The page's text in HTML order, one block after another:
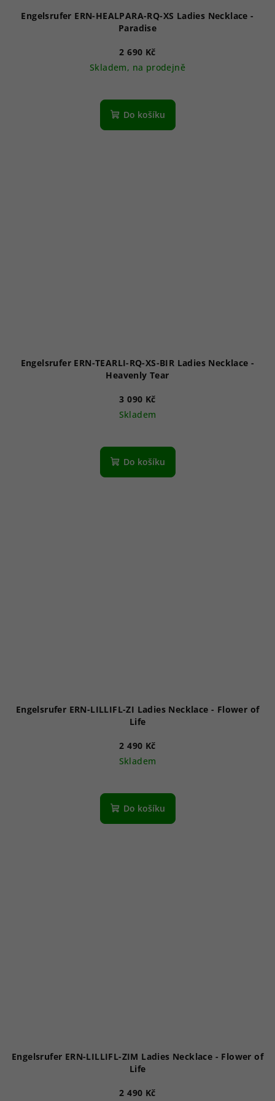
Engelsrufer ERN-HEALPARA-RQ-XS Ladies Necklace -
Paradise
2 690 Kč
Skladem, na prodejně
Do košíku
Engelsrufer ERN-TEARLI-RQ-XS-BIR Ladies Necklace -
Heavenly Tear
3 090 Kč
Skladem
Do košíku
Engelsrufer ERN-LILLIFL-ZI Ladies Necklace - Flower of
Life
2 490 Kč
Skladem
Do košíku
Engelsrufer ERN-LILLIFL-ZIM Ladies Necklace - Flower of
Life
2 490 Kč